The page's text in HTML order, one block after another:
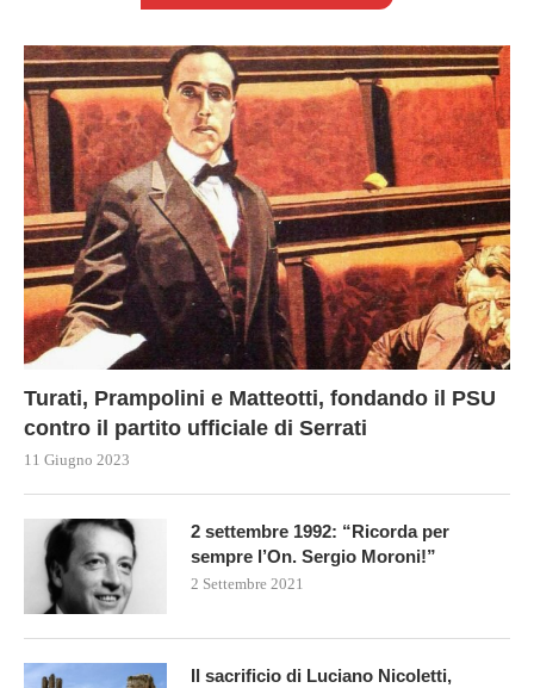
Turati, Prampolini e Matteotti, fondando il PSU
contro il partito ufficiale di Serrati
11 Giugno 2023
2 settembre 1992: “Ricorda per
sempre l’On. Sergio Moroni!”
2 Settembre 2021
Il sacrificio di Luciano Nicoletti,